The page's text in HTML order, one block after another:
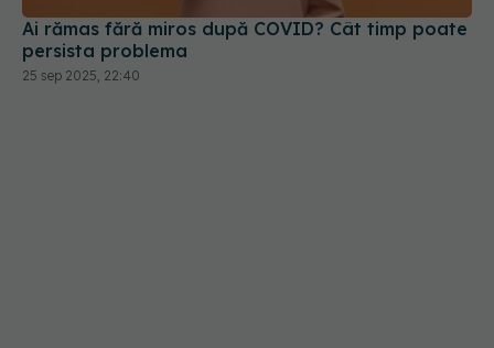
Ai rămas fără miros după COVID? Cât timp poate
persista problema
25 sep 2025, 22:40